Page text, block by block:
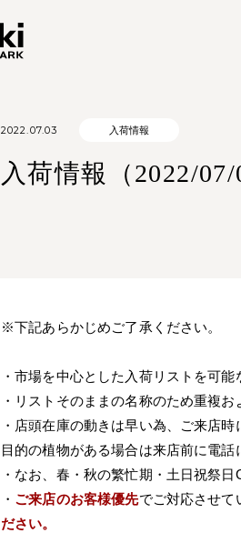
2022.07.03 入荷情報
入荷情報（2022/07/
※下記あらかじめご了承ください。
・市場を中心とした入荷リストを可能
・リストそのままの名称のため重複お
・店頭在庫の動きは早い為、ご来店
目的の植物がある場合は来店前に電話
・なお、春・秋の繁忙期・土日祝祭
・ ご来店のお客様優先でご対応させて
ださい。